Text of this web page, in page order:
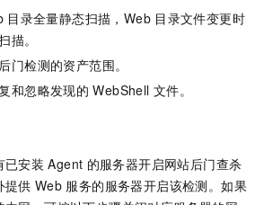
目录全量静态扫描，Web 目录文件变更时
描。
门检测的资产范围。
和忽略发现的 WebShell 文件。
已安装 Agent 的服务器开启网站后门查杀
提供 Web 服务的服务器开启该检测。如果